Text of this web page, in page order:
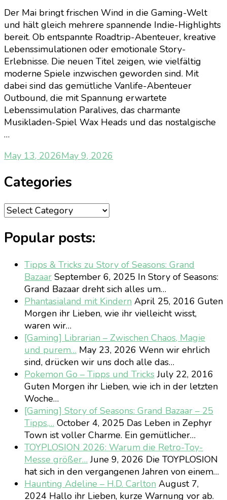
Der Mai bringt frischen Wind in die Gaming-Welt
und hält gleich mehrere spannende Indie-Highlights
bereit. Ob entspannte Roadtrip-Abenteuer, kreative
Lebenssimulationen oder emotionale Story-
Erlebnisse. Die neuen Titel zeigen, wie vielfältig
moderne Spiele inzwischen geworden sind. Mit
dabei sind das gemütliche Vanlife-Abenteuer
Outbound, die mit Spannung erwartete
Lebenssimulation Paralives, das charmante
Musikladen-Spiel Wax Heads und das nostalgische
…
May 13, 2026May 9, 2026
Categories
Categories
Popular posts:
Tipps & Tricks zu Story of Seasons: Grand
Bazaar September 6, 2025 In Story of Seasons:
Grand Bazaar dreht sich alles um…
Phantasialand mit Kindern April 25, 2016 Guten
Morgen ihr Lieben, wie ihr vielleicht wisst,
waren wir…
[Gaming] Librarian – Zwischen Chaos, Magie
und purem… May 23, 2026 Wenn wir ehrlich
sind, drücken wir uns doch alle das…
Pokemon Go – Tipps und TricksJuly 22, 2016
Guten Morgen ihr Lieben, wie ich in der letzten
Woche…
[Gaming] Story of Seasons: Grand Bazaar – 25
Tipps,… October 4, 2025 Das Leben in Zephyr
Town ist voller Charme. Ein gemütlicher…
TOYPLOSION 2026: Warum die Retro-Toy-
Messe größer… June 9, 2026 Die TOYPLOSION
hat sich in den vergangenen Jahren von einem…
Haunting Adeline – H.D. Carlton August 7,
2024 Hallo ihr Lieben, kurze Warnung vor ab.